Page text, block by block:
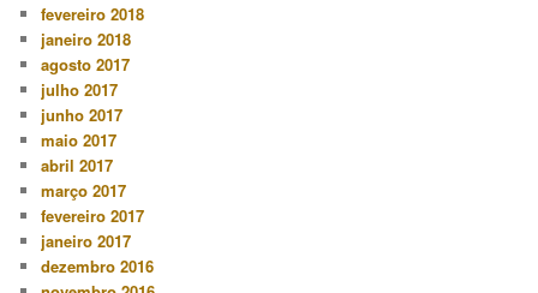
fevereiro 2018
janeiro 2018
agosto 2017
julho 2017
junho 2017
maio 2017
abril 2017
março 2017
fevereiro 2017
janeiro 2017
dezembro 2016